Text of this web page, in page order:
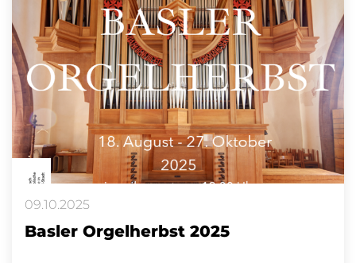
09.10.2025
Basler Orgelherbst 2025